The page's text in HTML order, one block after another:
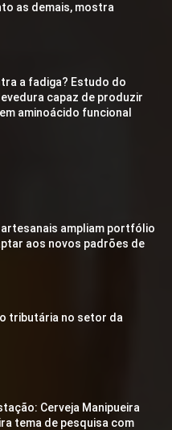
as demais, mostra
a fadiga? Estudo do
capaz de produzir
aminoácido funcional
artesanais ampliam portfólio
aos novos padrões de
tributária no setor da
Cerveja Manipueira
tema de pesquisa com